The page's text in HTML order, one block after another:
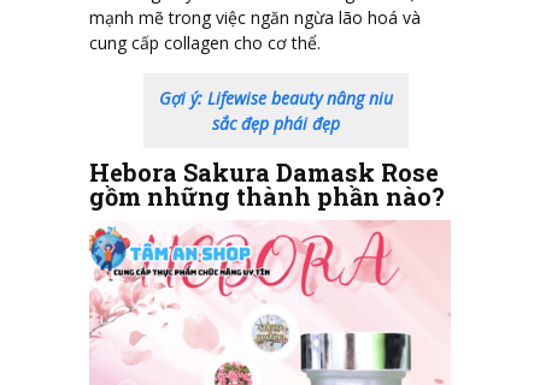
mạnh mẽ trong việc ngăn ngừa lão hoá và
cung cấp collagen cho cơ thể.
Gợi ý: Lifewise beauty nâng niu
sắc đẹp phái đẹp
Hebora Sakura Damask Rose
gồm những thành phần nào?